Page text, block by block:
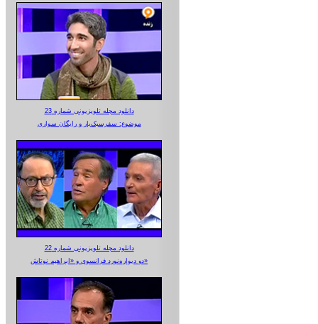
دانلود مجله تلویزیونی شماره 23
موضوع: سفرسبک‌بار و رایگان سواری
دانلود مجله تلویزیونی شماره 22
دو دیواره‌نورد فرانسوی و «ابراهیم نوتاش»